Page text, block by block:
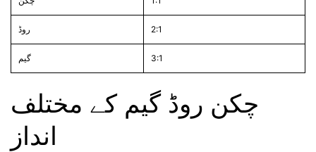
روڈ 2:1
گیم 3:1
چکن روڈ گیم کے مختلف
انداز